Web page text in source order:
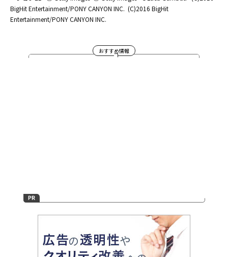
BigHit Entertainment/PONY CANYON INC. (C)2016 BigHit
Entertainment/PONY CANYON INC.
おすすめ情報